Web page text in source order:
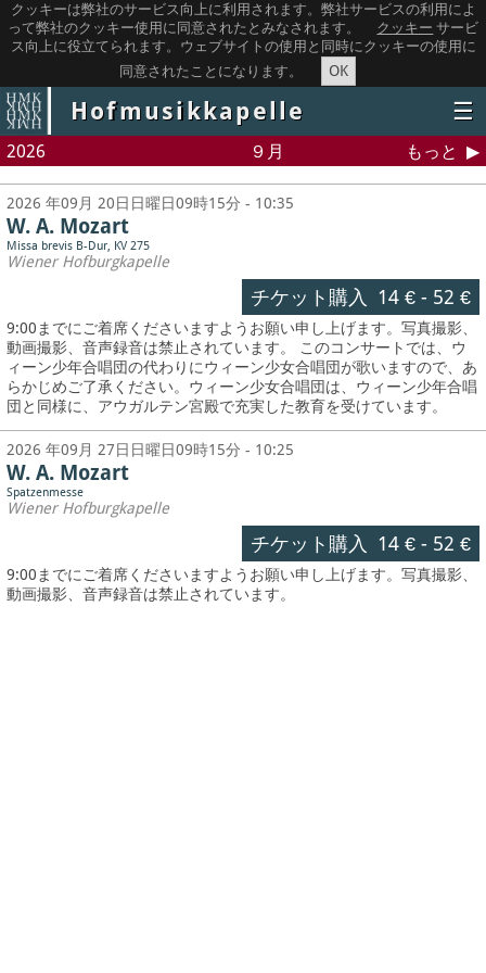
クッキーは弊社のサービス向上に利用されます。弊社サービスの利用によ
って弊社のクッキー使用に同意されたとみなされます。
クッキー サービ
ス向上に役立てられます。ウェブサイトの使用と同時にクッキーの使用に
同意されたことになります。
OK
Hofmusikkapelle ☰
2026 ９月 もっと
2026 年09月 20日日曜日09時15分 - 10:35
W. A. Mozart
Missa brevis B-Dur, KV 275
Wiener Hofburgkapelle
チケット購入 14 €- 52 €
9:00までにご着席くださいますようお願い申し上げます。写真撮影、
動画撮影、音声録音は禁止されています。 このコンサートでは、ウ
ィーン少年合唱団の代わりにウィーン少女合唱団が歌いますので、あ
らかじめご了承ください。ウィーン少女合唱団は、ウィーン少年合唱
団と同様に、アウガルテン宮殿で充実した教育を受けています。
2026 年09月 27日日曜日09時15分 - 10:25
W. A. Mozart
Spatzenmesse
Wiener Hofburgkapelle
チケット購入 14 €- 52 €
9:00までにご着席くださいますようお願い申し上げます。写真撮影、
動画撮影、音声録音は禁止されています。